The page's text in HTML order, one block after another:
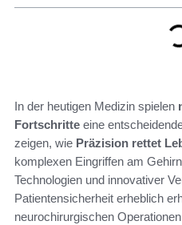
In der heutigen Medizin spielen
Fortschritte eine
zeigen, wie Präzision rettet
komplexen Eingriffen am
Technologien und innovativer
Patientensicherheit erheblich
neurochirurgischen